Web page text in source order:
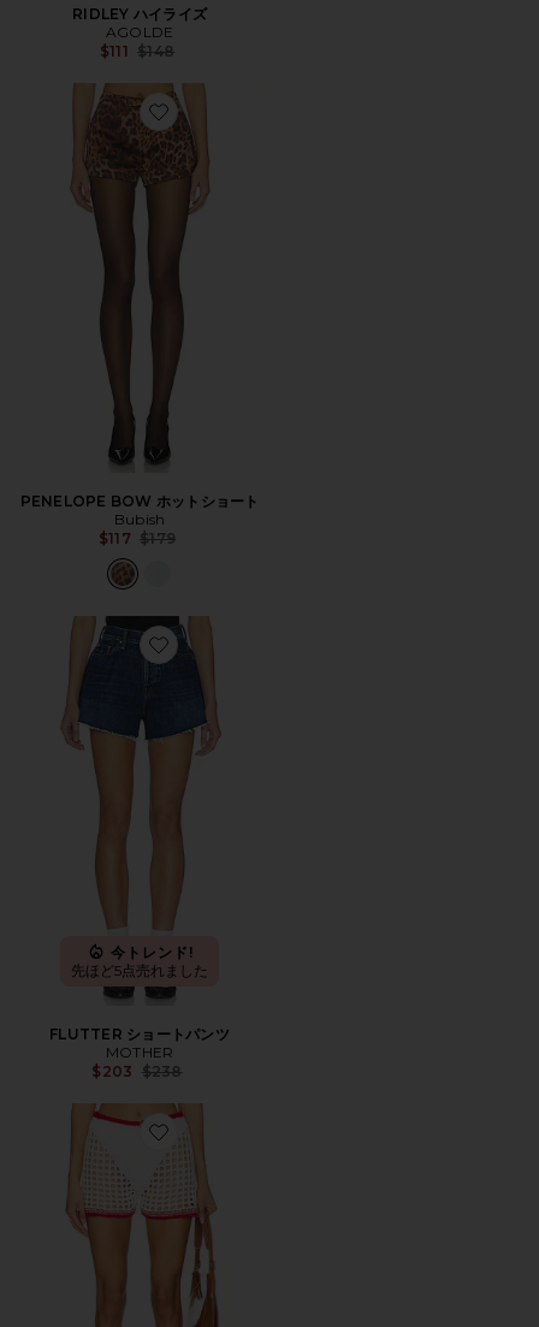
RIDLEY ハイライズ
AGOLDE
$111 Previous price:
$148
Favorite PENELOPE BOW ホットショート
PENELOPE BOW ホットショート
Bubish
$117 Previous price:
$179
Favorite FLUTTER ショートパンツ
今トレンド!
先ほど5点売れました
FLUTTER ショートパンツ
MOTHER
$203 Previous price:
$238
Favorite BRONWIN ショートパンツ